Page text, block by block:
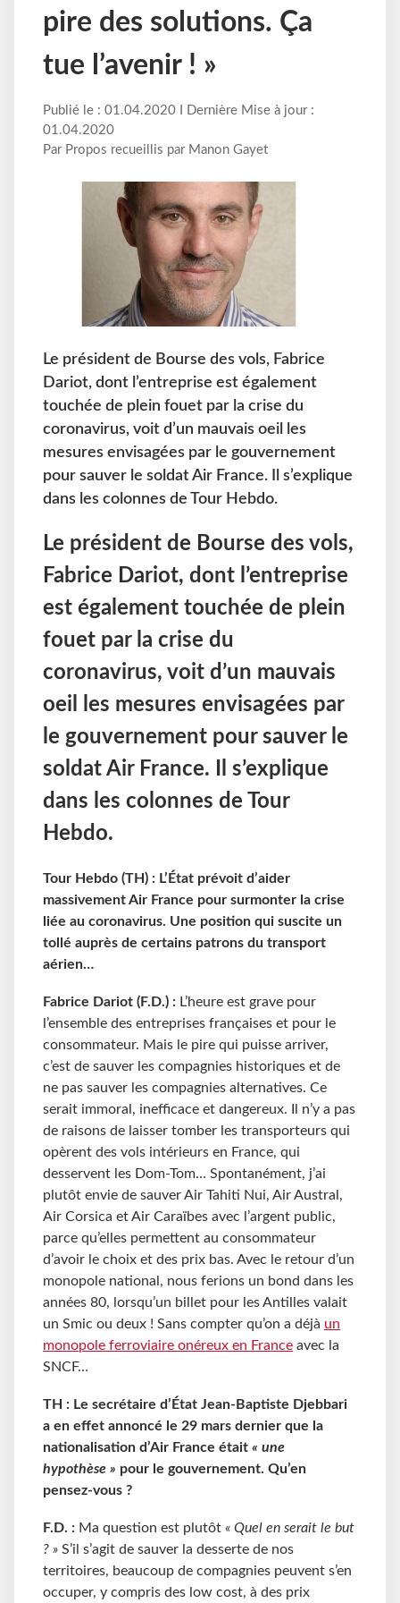
pire des solutions. Ça
tue l’avenir ! »
Publié le : 01.04.2020 I Dernière Mise à jour :
01.04.2020
Par Propos recueillis par Manon Gayet
Le président de Bourse des vols, Fabrice
Dariot, dont l’entreprise est également
touchée de plein fouet par la crise du
coronavirus, voit d’un mauvais oeil les
mesures envisagées par le gouvernement
pour sauver le soldat Air France. Il s’explique
dans les colonnes de Tour Hebdo.
Le président de Bourse des vols,
Fabrice Dariot, dont l’entreprise
est également touchée de plein
fouet par la crise du
coronavirus, voit d’un mauvais
oeil les mesures envisagées par
le gouvernement pour sauver le
soldat Air France. Il s’explique
dans les colonnes de Tour
Hebdo.
Tour Hebdo (TH) : L’État prévoit d’aider
massivement Air France pour surmonter la crise
liée au coronavirus. Une position qui suscite un
tollé auprès de certains patrons du transport
aérien…
Fabrice Dariot (F.D.) : L’heure est grave pour
l’ensemble des entreprises françaises et pour le
consommateur. Mais le pire qui puisse arriver,
c’est de sauver les compagnies historiques et de
ne pas sauver les compagnies alternatives. Ce
serait immoral, inefficace et dangereux. Il n’y a pas
de raisons de laisser tomber les transporteurs qui
opèrent des vols intérieurs en France, qui
desservent les Dom-Tom… Spontanément, j’ai
plutôt envie de sauver Air Tahiti Nui, Air Austral,
Air Corsica et Air Caraïbes avec l’argent public,
parce qu’elles permettent au consommateur
d’avoir le choix et des prix bas. Avec le retour d’un
monopole national, nous ferions un bond dans les
années 80, lorsqu’un billet pour les Antilles valait
un Smic ou deux ! Sans compter qu’on a déjà un
monopole ferroviaire onéreux en France avec la
SNCF…
TH : Le secrétaire d’État Jean-Baptiste Djebbari
a en effet annoncé le 29 mars dernier que la
nationalisation d’Air France était « une
hypothèse » pour le gouvernement. Qu’en
pensez-vous ?
F.D. : Ma question est plutôt « Quel en serait le but
? » S’il s’agit de sauver la desserte de nos
territoires, beaucoup de compagnies peuvent s’en
occuper, y compris des low cost, à des prix